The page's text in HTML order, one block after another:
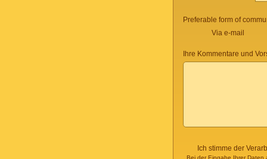
Preferable form of
Via e-mail
Ihre Kommentare und
Ich stimme der
Bei der Eingabe Ihrer Daten